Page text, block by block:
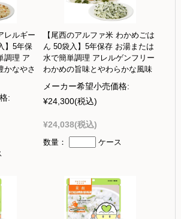
レルギー
】5年保
調理 ア
かなやさ
:
【尾西のアルファ米 わかめごは
ん 50袋入】5年保存 お湯または
水で簡単調理 アレルゲンフリー
わかめの旨味とやわらかな風味
メーカー希望小売価格:
¥24,300(税込)
¥24,038(税込)
数量： ケース